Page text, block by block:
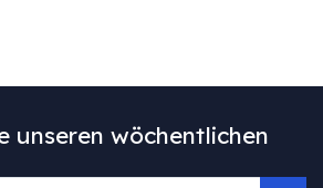
unseren wöchentlichen